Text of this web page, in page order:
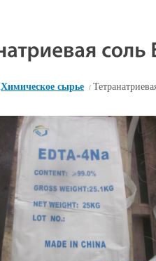
Химическое сырье /